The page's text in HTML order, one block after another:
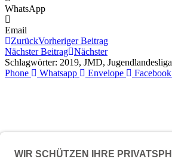
WhatsApp
Email
ZurückVorheriger Beitrag
Nächster Beitrag Nächster
Schlagwörter: 2019, JMD, Jugendlandesliga
Phone
Whatsapp Envelope Facebook